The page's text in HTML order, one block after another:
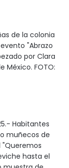
de la colonia
"Abrazo
por Clara
México. FOTO:
Habitantes
muñecos de
hasta el